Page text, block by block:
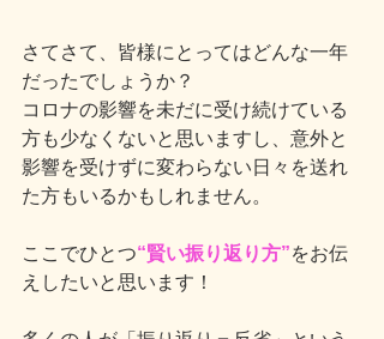
さてさて、皆様にとってはどんな一年
だったでしょうか？
コロナの影響を未だに受け続けている
方も少なくないと思いますし、意外と
影響を受けずに変わらない日々を送れ
た方もいるかもしれません。
ここでひとつ“賢い振り返り方”をお伝
えしたいと思います！